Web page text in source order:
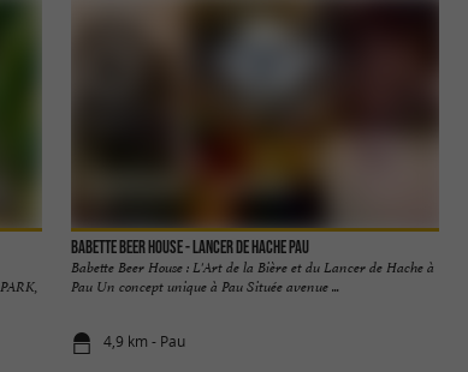
Babette Beer House - Lancer de Hache Pau
Babette Beer House : L'Art de la Bière et du Lancer de Hache à
Pau Un concept unique à Pau Située avenue ...
4,9 km - Pau